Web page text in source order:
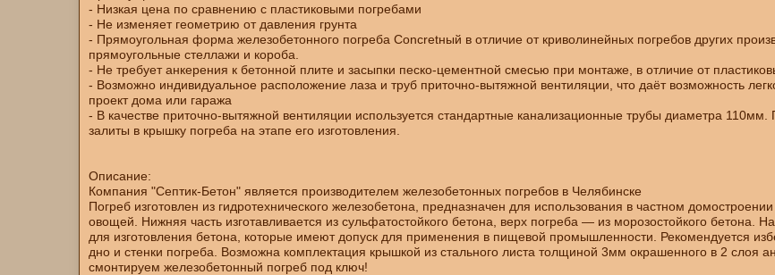
- Низкая цена по сравнению с пластиковыми погребами
- Не изменяет геометрию от давления грунта
- Прямоугольная форма железобетонного погреба Concretный в отличие от криволинейных погребов других
прямоугольные стеллажи и короба.
- Не требует анкерения к бетонной плите и засыпки песко-цементной смесью при монтаже, в отличие от
- Возможно индивидуальное расположение лаза и труб приточно-вытяжной вентиляции, что даёт возможность
проект дома или гаража
- В качестве приточно-вытяжной вентиляции используется стандартные канализационные трубы диаметра
залиты в крышку погреба на этапе его изготовления.
Описание:
Компания "Септик-Бетон" является производителем железобетонных погребов в Челябинске
Погреб изготовлен из гидротехнического железобетона, предназначен для использования в частном
овощей. Нижняя часть изготавливается из сульфатостойкого бетона, верх погреба — из морозостойкого бетона.
для изготовления бетона, которые имеют допуск для применения в пищевой промышленности. Рекомендуется
дно и стенки погреба. Возможна комплектация крышкой из стального листа толщиной 3мм окрашенного в 2 слоя
смонтируем железобетонный погреб под ключ!